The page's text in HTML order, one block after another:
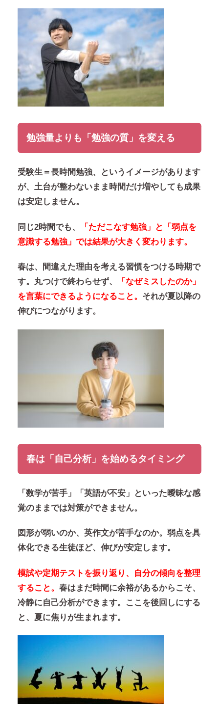
勉強量よりも「勉強の質」を変える
受験生＝長時間勉強、というイメージがあります
が、土台が整わないまま時間だけ増やしても成果
は安定しません。
同じ2時間でも、
「ただこなす勉強」と「弱点を
意識する勉強」では結果が大きく変わります。
春は、間違えた理由を考える習慣をつける時期で
す。丸つけで終わらせず、
「なぜミスしたのか」
を言葉にできるようになること。 それが夏以降の
伸びにつながります。
春は「自己分析」を始めるタイミング
「数学が苦手」「英語が不安」といった曖昧な感
覚のままでは対策ができません。
図形が弱いのか、英作文が苦手なのか。弱点を具
体化できる生徒ほど、伸びが安定します。
模試や定期テストを振り返り、自分の傾向を整理
すること。 春はまだ時間に余裕があるからこそ、
冷静に自己分析ができます。ここを後回しにする
と、夏に焦りが生まれます。